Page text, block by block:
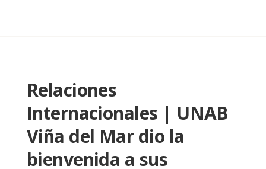
Relaciones
Internacionales | UNAB
Viña del Mar dio la
bienvenida a sus